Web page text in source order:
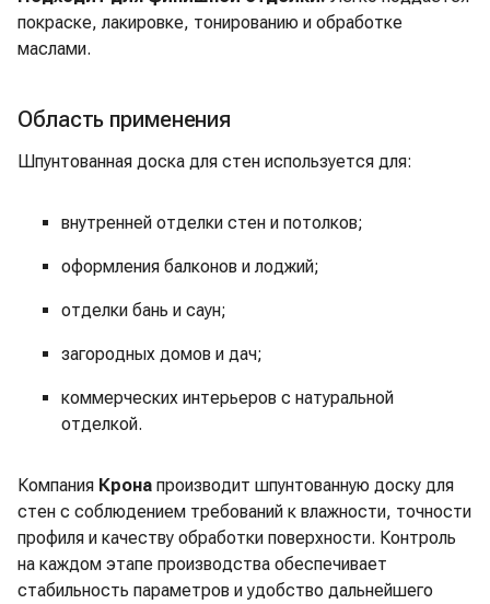
покраске, лакировке, тонированию и обработке
маслами.
Область применения
Шпунтованная доска для стен используется для:
внутренней отделки стен и потолков;
оформления балконов и лоджий;
отделки бань и саун;
загородных домов и дач;
коммерческих интерьеров с натуральной
отделкой.
Компания Крона производит шпунтованную доску для
стен с соблюдением требований к влажности, точности
профиля и качеству обработки поверхности. Контроль
на каждом этапе производства обеспечивает
стабильность параметров и удобство дальнейшего